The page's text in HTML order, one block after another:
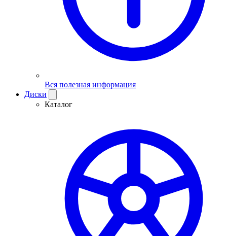
Вся полезная информация
Диски
Каталог